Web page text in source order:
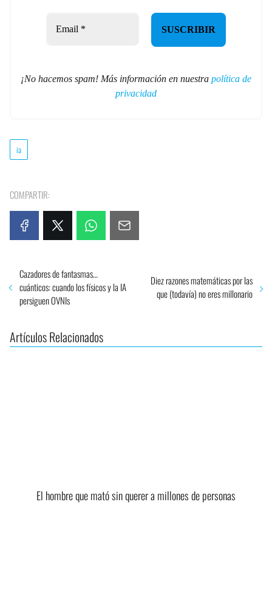
¡No hacemos spam! Más información en nuestra política de
privacidad
ia
COMPARTIR:
Cazadores de fantasmas…
cuánticos: cuando los físicos y la IA
persiguen OVNIs
Diez razones matemáticas por las
que (todavía) no eres millonario
Artículos Relacionados
El hombre que mató sin querer a millones de personas